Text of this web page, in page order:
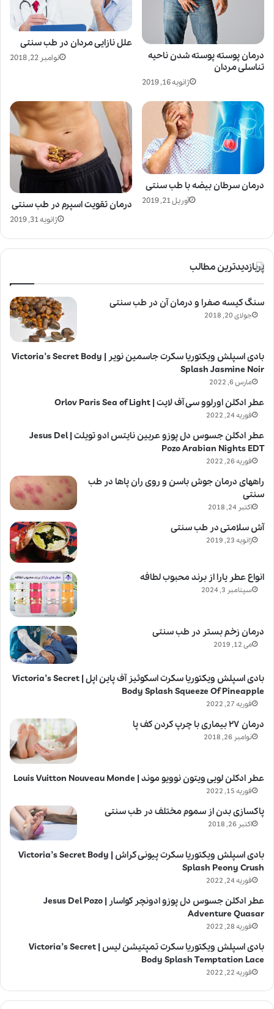
علل نازایی مردان در طب سنتی
نوامبر 22, 2018
درمان پوسته پوسته شدن ناحیه
تناسلی مردان
ژانویه 16, 2019
درمان تقویت اسپرم در طب سنتی
ژانویه 31, 2019
درمان سرطان بیضه با طب سنتی
آوریل 21, 2019
پربازدیدترین مطالب
سنگ کیسه صفرا و درمان آن در طب سنتی
جولای 20, 2018
بادی اسپلش ویکتوریا سکرت جاسمین نویر | Victoria’s Secret Body
Splash Jasmine Noir
مارس 6, 2022
عطر ادکلن اورلوو سی آف لایت | Orlov Paris Sea of Light
فوریه 24, 2022
عطر ادکلن جسوس دل پوزو عربین نایتس ادو تویلت | Jesus Del
Pozo Arabian Nights EDT
فوریه 26, 2022
راههای درمان جوش باسن و روی ران پاها در طب
سنتی
اکتبر 24, 2018
آش سلامتی در طب سنتی
ژانویه 23, 2019
انواع عطر یارا از برند محبوب لطافه
سپتامبر 3, 2024
درمان زخم بستر در طب سنتی
می 12, 2019
بادی اسپلش ویکتوریا سکرت اسکوئیز آف پاین اپل | Victoria’s Secret
Body Splash Squeeze Of Pineapple
فوریه 27, 2022
درمان ۲۷ بیماری با چرپ کردن کف پا
نوامبر 26, 2018
عطر ادکلن لویی ویتون نوویو موند | Louis Vuitton Nouveau Monde
فوریه 15, 2022
پاکسازی بدن از سموم مختلف در طب سنتی
اکتبر 26, 2018
بادی اسپلش ویکتوریا سکرت پیونی کراش | Victoria’s Secret Body
Splash Peony Crush
فوریه 24, 2022
عطر ادکلن جسوس دل پوزو ادونچر کواسار | Jesus Del Pozo
Adventure Quasar
فوریه 28, 2022
بادی اسپلش ویکتوریا سکرت تمپتیشن لیس | Victoria’s Secret
Body Splash Temptation Lace
فوریه 22, 2022